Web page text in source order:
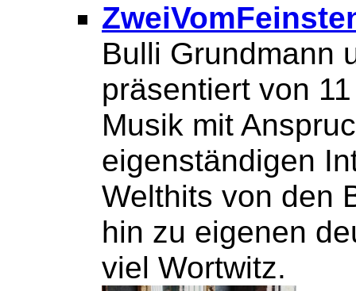
Bulli Grundmann
präsentiert von
Musik mit
eigenständigen
Welthits von den
hin zu eigenen
viel Wortwitz.